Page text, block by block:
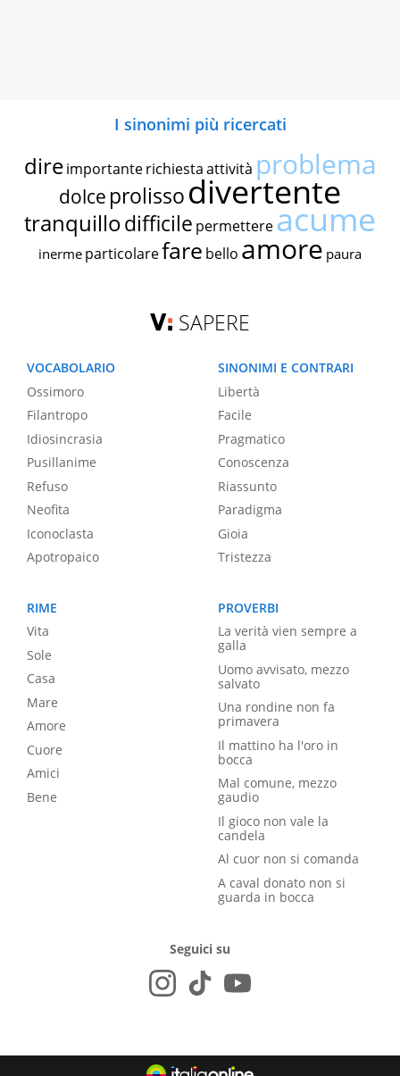
I sinonimi più ricercati
dire importante richiestaattività problema
dolce prolissodivertente
tranquillodifficile permettereacume
inerme particolarefare bello amore paura
SAPERE
VOCABOLARIO
Ossimoro
Filantropo
Idiosincrasia
Pusillanime
Refuso
Neofita
Iconoclasta
Apotropaico
SINONIMI E CONTRARI
Libertà
Facile
Pragmatico
Conoscenza
Riassunto
Paradigma
Gioia
Tristezza
RIME
Vita
Sole
Casa
Mare
Amore
Cuore
Amici
Bene
PROVERBI
La verità vien sempre a
galla
Uomo avvisato, mezzo
salvato
Una rondine non fa
primavera
Il mattino ha l'oro in
bocca
Mal comune, mezzo
gaudio
Il gioco non vale la
candela
Al cuor non si comanda
A caval donato non si
guarda in bocca
Seguici su